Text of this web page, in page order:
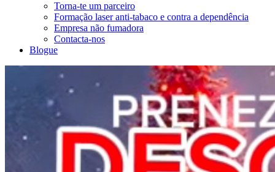
Torna-te um parceiro
Formação laser anti-tabaco e contra a dependência
Empresa não fumadora
Contacta-nos
Blogue